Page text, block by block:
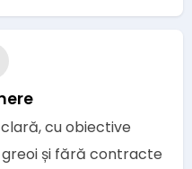
cu obiective
și fără contracte